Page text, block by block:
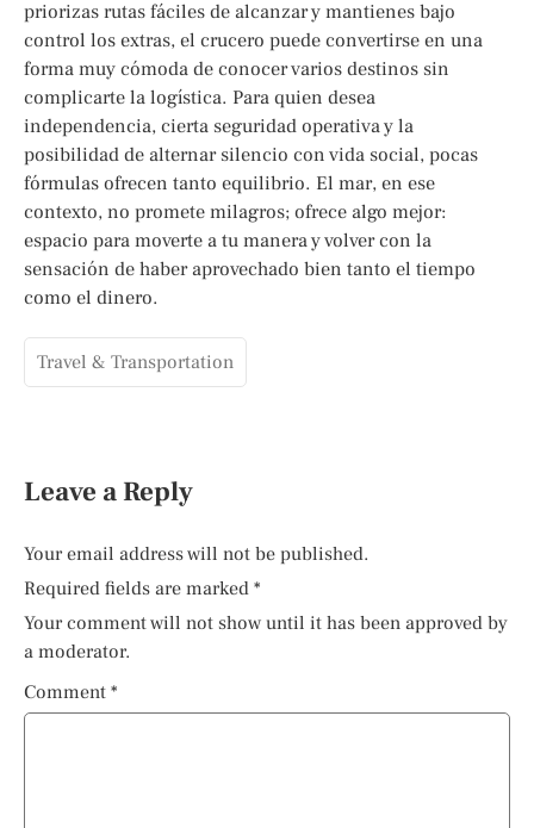
priorizas rutas fáciles de alcanzar y mantienes bajo
control los extras, el crucero puede convertirse en una
forma muy cómoda de conocer varios destinos sin
complicarte la logística. Para quien desea
independencia, cierta seguridad operativa y la
posibilidad de alternar silencio con vida social, pocas
fórmulas ofrecen tanto equilibrio. El mar, en ese
contexto, no promete milagros; ofrece algo mejor:
espacio para moverte a tu manera y volver con la
sensación de haber aprovechado bien tanto el tiempo
como el dinero.
Travel & Transportation
Leave a Reply
Your email address will not be published.
Required fields are marked *
Your comment will not show until it has been approved by
a moderator.
Comment *